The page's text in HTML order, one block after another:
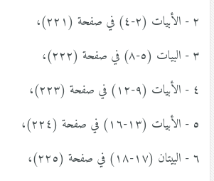
٢ - الأبيات (٢-٤) في صفحة (٢٢١)،
٣ - البيات (٥-٨) في صفحة (٢٢٢)،
٤ - الأبيات (٩-١٢) في صفحة (٢٢٣)،
٥ - الأبيات (١٣-١٦) في صفحة (٢٢٤)،
٦ - البيتان (١٧-١٨) في صفحة (٢٢٥)،